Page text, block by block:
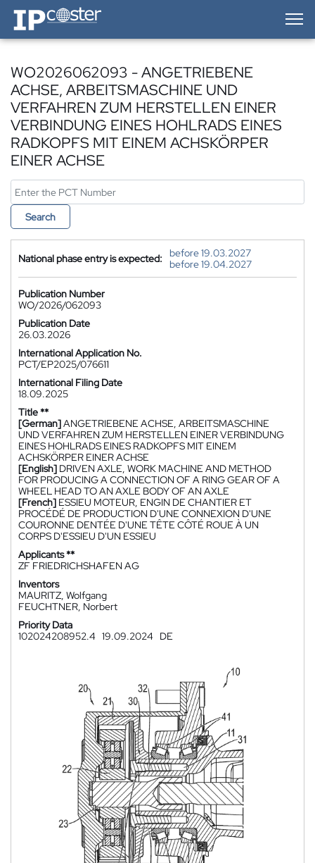
IP-Coster — Home
WO2026062093 - ANGETRIEBENE
ACHSE, ARBEITSMASCHINE UND
VERFAHREN ZUM HERSTELLEN EINER
VERBINDUNG EINES HOHLRADS EINES
RADKOPFS MIT EINEM ACHSKÖRPER
EINER ACHSE
Search
National phase entry is expected:
before 19.03.2027
before 19.04.2027
Publication Number
WO/2026/062093
Publication Date
26.03.2026
International Application No.
PCT/EP2025/076611
International Filing Date
18.09.2025
Title **
[German]ANGETRIEBENE ACHSE, ARBEITSMASCHINE
UND VERFAHREN ZUM HERSTELLEN EINER VERBINDUNG
EINES HOHLRADS EINES RADKOPFS MIT EINEM
ACHSKÖRPER EINER ACHSE
[English] DRIVEN AXLE, WORK MACHINE AND METHOD
FOR PRODUCING A CONNECTION OF A RING GEAR OF A
WHEEL HEAD TO AN AXLE BODY OF AN AXLE
[French] ESSIEU MOTEUR, ENGIN DE CHANTIER ET
PROCÉDÉ DE PRODUCTION D'UNE CONNEXION D'UNE
COURONNE DENTÉE D'UNE TÊTE CÔTÉ ROUE À UN
CORPS D'ESSIEU D'UN ESSIEU
Applicants **
ZF FRIEDRICHSHAFEN AG
Inventors
MAURITZ, Wolfgang
FEUCHTNER, Norbert
Priority Data
102024208952.4 19.09.2024 DE